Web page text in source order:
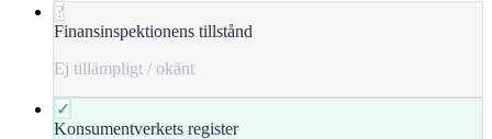
?
Finansinspektionens tillstånd
Ej tillämpligt / okänt
✓
Konsumentverkets register